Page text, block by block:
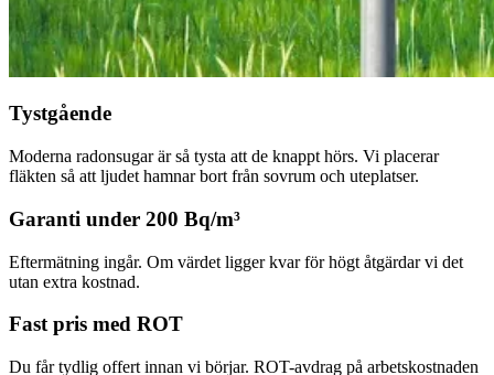
Tystgående
Moderna radonsugar är så tysta att de knappt hörs. Vi placerar
fläkten så att ljudet hamnar bort från sovrum och uteplatser.
Garanti under 200 Bq/m³
Eftermätning ingår. Om värdet ligger kvar för högt åtgärdar vi det
utan extra kostnad.
Fast pris med ROT
Du får tydlig offert innan vi börjar. ROT-avdrag på arbetskostnaden